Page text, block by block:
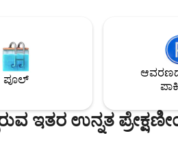
ಅನ್ವೇಷಿಸಿ. ನಿಮಗೆ ಕಡಲತೀರ, ಗದ್ದಲ ಮತ್ತು
ಬೇಕೇ? ನಿಮ್ಮ ಕಾರನ್ನು ತೆಗೆದುಕೊಂಡು
ನಿಮಿಷಗಳವರೆಗೆ ಚಾಲನೆ ಮಾಡಿ.
ಪ್ರವೇಶಿಸಲು ಕಾರನ್ನು ಹೊಂದಿರುವುದು
ನಾನು ಚಾಲಕರನ್ನು ರೆಫರ್ ಮಾಡಬಹುದು.
ಪೂಲ್
ಇತರ ಉನ್ನತ